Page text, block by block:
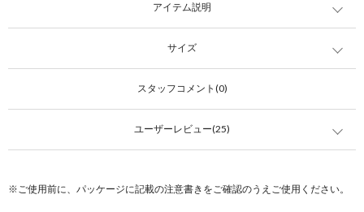
アイテム説明
サイズ
スタッフコメント(0)
ユーザーレビュー(25)
※ご使用前に、パッケージに記載の注意書きをご確認のうえご使用ください。